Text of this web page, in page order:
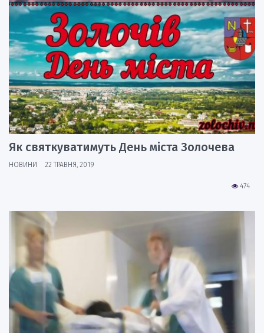
Як святкуватимуть День міста Золочева
НОВИНИ 22 ТРАВНЯ, 2019
474